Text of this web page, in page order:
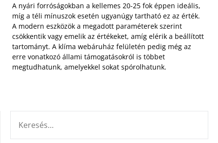
A nyári forróságokban a kellemes 20-25 fok éppen ideális,
míg a téli mínuszok esetén ugyanúgy tartható ez az érték.
A modern eszközök a megadott paraméterek szerint
csökkentik vagy emelik az értékeket, amíg elérik a beállított
tartományt. A klíma webáruház felületén pedig még az
erre vonatkozó állami támogatásokról is többet
megtudhatunk, amelyekkel sokat spórolhatunk.